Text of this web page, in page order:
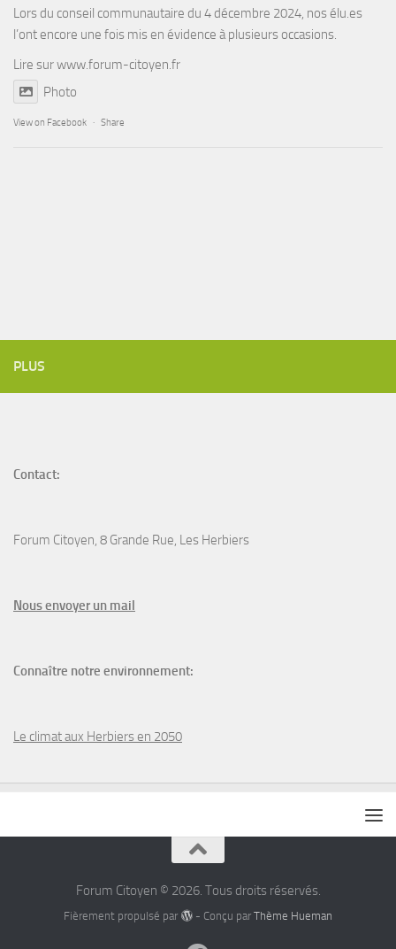
Lors du conseil communautaire du 4 décembre 2024, nos élu.es
l’ont encore une fois mis en évidence à plusieurs occasions.
Lire surwww.forum-citoyen.fr
Photo
View on Facebook · Share
PLUS
Contact:
Forum Citoyen, 8 Grande Rue, Les Herbiers
Nous envoyer un mail
Connaître notre environnement:
Le climat aux Herbiers en 2050
Forum Citoyen © 2026. Tous droits réservés.
Fièrement propulsé par - Conçu par Thème Hueman